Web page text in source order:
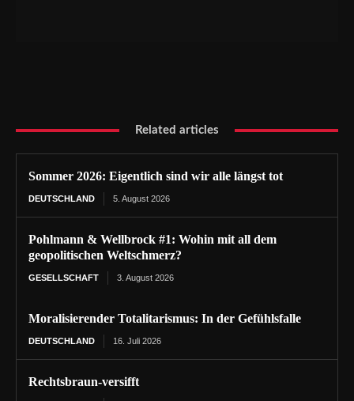
Related articles
Sommer 2026: Eigentlich sind wir alle längst tot
DEUTSCHLAND 5. August 2026
Pohlmann & Wellbrock #1: Wohin mit all dem
geopolitischen Weltschmerz?
GESELLSCHAFT 3. August 2026
Moralisierender Totalitarismus: In der Gefühlsfalle
DEUTSCHLAND 16. Juli 2026
Rechtsbraun-versifft